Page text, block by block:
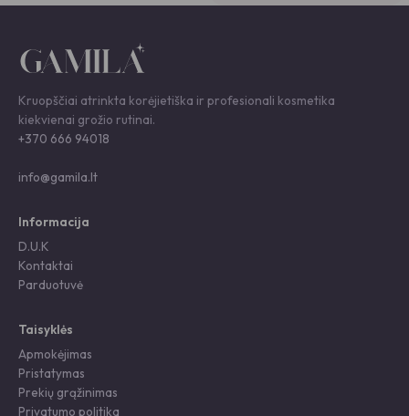
You have to be logged in to be able to add photos to your review.
Kruopščiai atrinkta korėjietiška ir profesionali kosmetika
kiekvienai grožio rutinai.
+370 666 94018
info@gamila.lt
Informacija
D.U.K
Kontaktai
Parduotuvė
Taisyklės
Apmokėjimas
Pristatymas
Prekių grąžinimas
Privatumo politika